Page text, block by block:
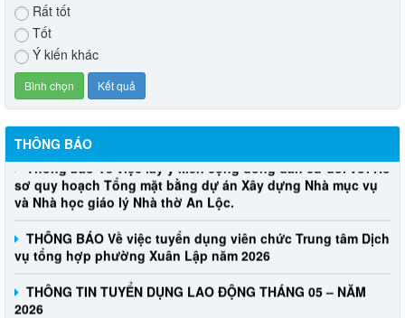
Rất tốt
Tốt
Ý kiến khác
THÔNG BÁO
Thông báo Về việc lấy ý kiến cộng đồng dân cư đối với Hồ
sơ quy hoạch Tổng mặt bằng dự án Xây dựng Nhà mục vụ
và Nhà học giáo lý Nhà thờ An Lộc.
THÔNG BÁO Về việc tuyển dụng viên chức Trung tâm Dịch
vụ tổng hợp phường Xuân Lập năm 2026
THÔNG TIN TUYỂN DỤNG LAO ĐỘNG THÁNG 05 – NĂM
2026